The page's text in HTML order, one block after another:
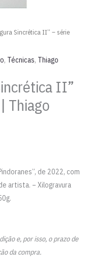
Sincrética II” – série
, Técnicas, Thiago
II”
Thiago
de 2022, com
artista. – Xilogravura
e, por isso, o prazo de
da compra.